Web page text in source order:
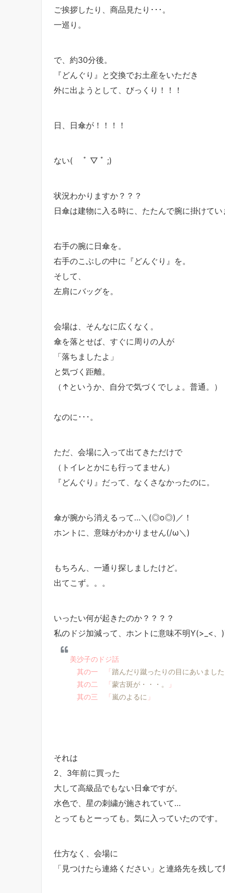
ご挨拶したり、商品見たり･･･。
一巡り。
で、約30分後。
『どんぐり』と交換でお土産をいただき
外に出ようとして、びっくり！！！
日、日傘が！！！！
ない( ﾟ ▽ ﾟ ;)
状況わかりますか？？？
日傘は建物に入る時に、たたんで腕に掛けてい
右手の腕に日傘を。
右手のこぶしの中に『どんぐり』を。
そして、
左肩にバッグを。
会場は、そんなに広くなく。
傘を落とせば、すぐに周りの人が
「落ちましたよ」
と気づく距離。
（↑というか、自分で気づくでしょ。普通。）
なのに･･･。
ただ、会場に入って出てきただけで
（トイレとかにも行ってません）
『どんぐり』だって、なくさなかったのに。
傘が腕から消えるって…＼(◎o◎)／！
ホントに、意味がわかりません(/ω＼)
もちろん、一通り探しましたけど。
出てこず。。。
いったい何が起きたのか？？？？
私のドジ加減って、ホントに意味不明Y(>_<、
美沙子のドジ話
其の一 「踏んだり蹴ったりの目にあいました
其の二 「蒙古斑が・・・。
」
其の三 「嵐のよるに 」
それは
2、3年前に買った
大して高級品でもない日傘ですが。
水色で、星の刺繍が施されていて…
とってもとーっても。気に入っていたのです。
仕方なく、会場に
「見つけたら連絡ください」と連絡先を残し